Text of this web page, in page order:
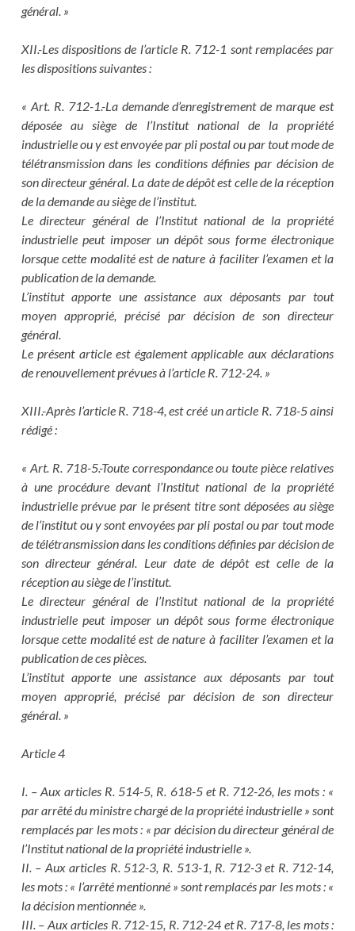
général. »
XII.-Les dispositions de l’article R. 712-1 sont remplacées par
les dispositions suivantes :
« Art. R. 712-1.-La demande d’enregistrement de marque est
déposée au siège de l’Institut national de la propriété
industrielle ou y est envoyée par pli postal ou par tout mode de
télétransmission dans les conditions définies par décision de
son directeur général. La date de dépôt est celle de la réception
de la demande au siège de l’institut.
Le directeur général de l’Institut national de la propriété
industrielle peut imposer un dépôt sous forme électronique
lorsque cette modalité est de nature à faciliter l’examen et la
publication de la demande.
L’institut apporte une assistance aux déposants par tout
moyen approprié, précisé par décision de son directeur
général.
Le présent article est également applicable aux déclarations
de renouvellement prévues à l’article R. 712-24. »
XIII.-Après l’article R. 718-4, est créé un article R. 718-5 ainsi
rédigé :
« Art. R. 718-5.-Toute correspondance ou toute pièce relatives
à une procédure devant l’Institut national de la propriété
industrielle prévue par le présent titre sont déposées au siège
de l’institut ou y sont envoyées par pli postal ou par tout mode
de télétransmission dans les conditions définies par décision de
son directeur général. Leur date de dépôt est celle de la
réception au siège de l’institut.
Le directeur général de l’Institut national de la propriété
industrielle peut imposer un dépôt sous forme électronique
lorsque cette modalité est de nature à faciliter l’examen et la
publication de ces pièces.
L’institut apporte une assistance aux déposants par tout
moyen approprié, précisé par décision de son directeur
général. »
Article 4
I. – Aux articles R. 514-5, R. 618-5 et R. 712-26, les mots : «
par arrêté du ministre chargé de la propriété industrielle » sont
remplacés par les mots : « par décision du directeur général de
l’Institut national de la propriété industrielle ».
II. – Aux articles R. 512-3, R. 513-1, R. 712-3 et R. 712-14,
les mots : « l’arrêté mentionné » sont remplacés par les mots : «
la décision mentionnée ».
III. – Aux articles R. 712-15, R. 712-24 et R. 717-8, les mots :